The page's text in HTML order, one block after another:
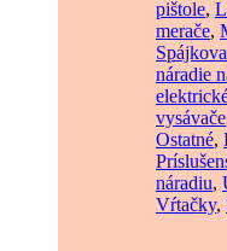
pištole,
merače,
náradie
vysávače
Ostatné,
náradiu,
Vŕtačky,